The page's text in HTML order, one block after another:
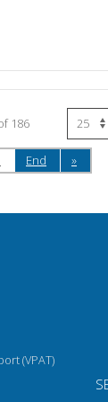
186
End »
(VPAT)